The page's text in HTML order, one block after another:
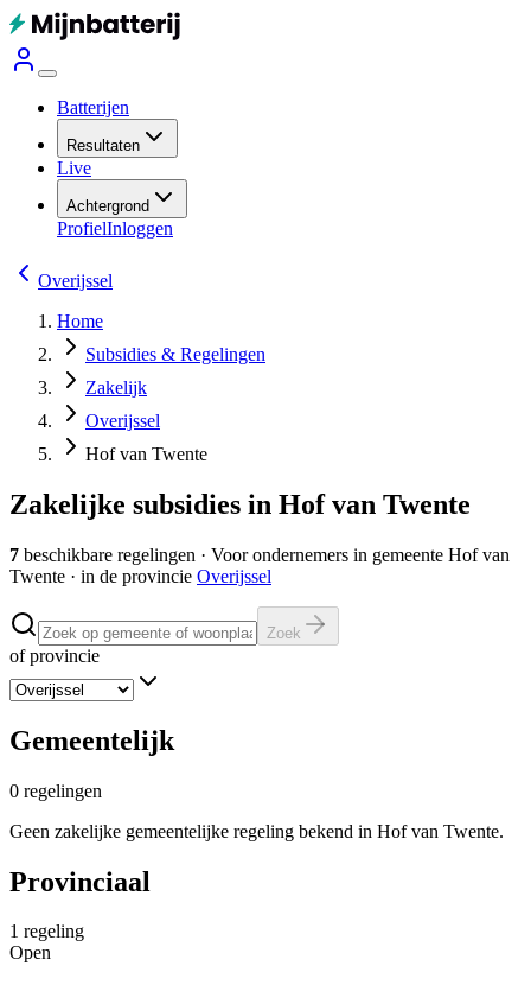
Batterijen
Resultaten
Live
Achtergrond
ProfielInloggen
Overijssel
Home
Subsidies & Regelingen
Zakelijk
Overijssel
Hof van Twente
Zakelijke subsidies in Hof van Twente
7 beschikbare regelingen · Voor ondernemers in gemeente Hof van
Twente · in de provincie Overijssel
Zoek
of provincie
Gemeentelijk
0 regelingen
Geen zakelijke gemeentelijke regeling bekend in Hof van Twente.
Provinciaal
1 regeling
Open